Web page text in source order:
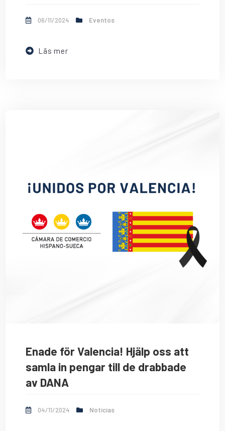
06/11/2024 Eventos
Läs mer
Enade för Valencia! Hjälp oss att
samla in pengar till de drabbade
av DANA
04/11/2024 Noticias